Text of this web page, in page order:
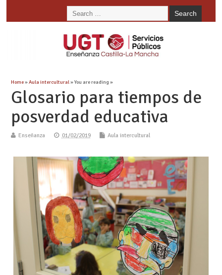
Home»Aula intercultural» You are reading »
Glosario para tiempos de
posverdad educativa
Enseñanza 01/02/2019 Aula intercultural